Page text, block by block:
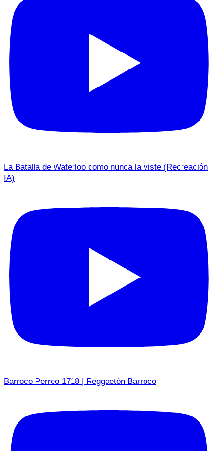
La Batalla de Waterloo como nunca la viste (Recreación
IA)
Barroco Perreo 1718 | Reggaetón Barroco